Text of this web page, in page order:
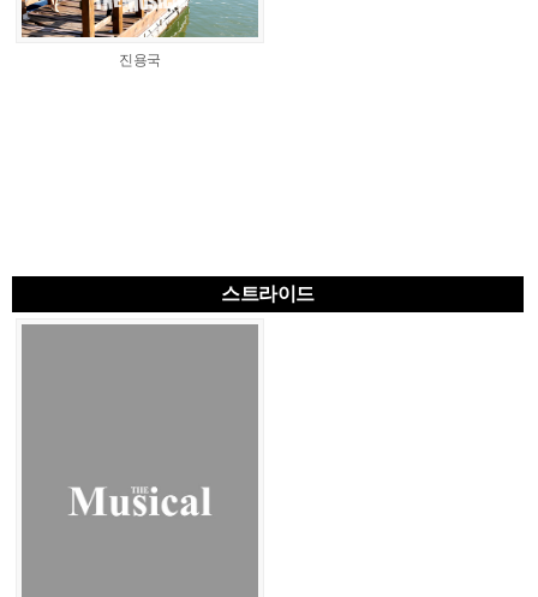
진용국
스트라이드